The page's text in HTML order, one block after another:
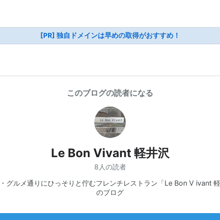
[PR] 独自ドメインは早めの取得がおすすめ！
このブログの読者になる
Le Bon Vivant 軽井沢
8人の読者
グルメ通りにひっそりと佇むフレンチレストラン「Le Bon V ivant
のブログ